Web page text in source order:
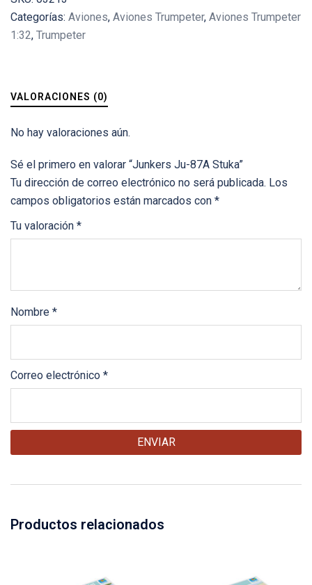
Categorías: Aviones, Aviones Trumpeter, Aviones Trumpeter
1:32, Trumpeter
VALORACIONES (0)
No hay valoraciones aún.
Sé el primero en valorar “Junkers Ju-87A Stuka”
Tu dirección de correo electrónico no será publicada. Los
campos obligatorios están marcados con *
Tu valoración *
Nombre *
Correo electrónico *
Productos relacionados